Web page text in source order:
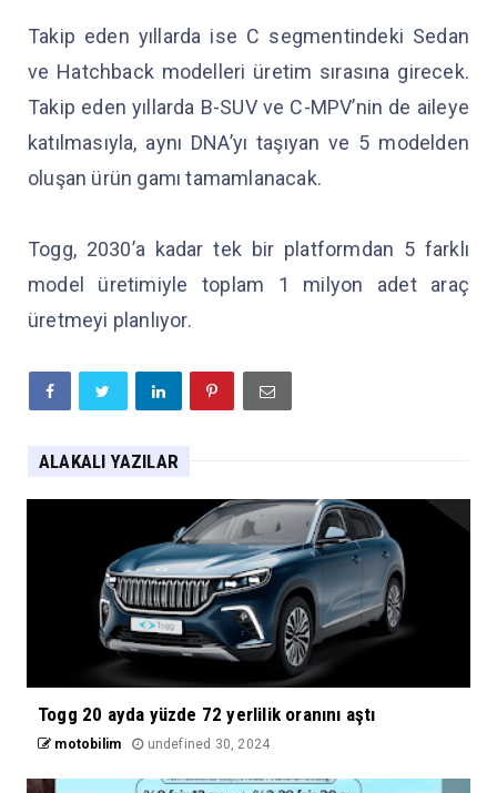
Takip eden yıllarda ise C segmentindeki Sedan
ve Hatchback modelleri üretim sırasına girecek.
Takip eden yıllarda B-SUV ve C-MPV’nin de aileye
katılmasıyla, aynı DNA’yı taşıyan ve 5 modelden
oluşan ürün gamı tamamlanacak.
Togg, 2030’a kadar tek bir platformdan 5 farklı
model üretimiyle toplam 1 milyon adet araç
üretmeyi planlıyor.
ALAKALI YAZILAR
Togg 20 ayda yüzde 72 yerlilik oranını aştı
motobilim undefined 30, 2024